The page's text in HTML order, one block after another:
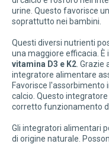
urine. Questo favorisce
soprattutto nei bambini.
Questi diversi nutrienti
una maggiore efficacia. È
vitamina D3 e K2 .
integratore alimentare
Favorisce
calcio. Questo
corretto funzionamento
Gli integratori alimentari
di origine naturale.